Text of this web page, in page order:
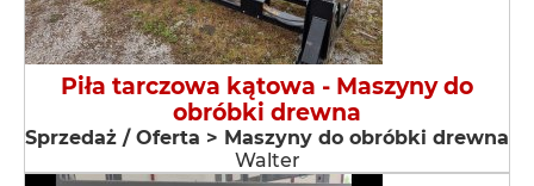
Piła tarczowa kątowa - Maszyny do
obróbki drewna
Sprzedaż / Oferta > Maszyny do obróbki drewna
Walter